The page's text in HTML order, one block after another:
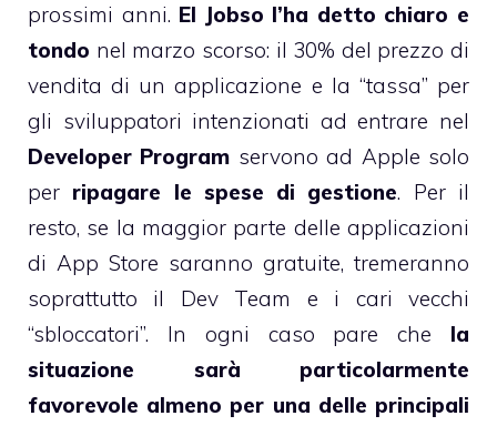
prossimi anni. El Jobso l’ha detto chiaro e
tondo nel marzo scorso: il 30% del prezzo di
vendita di un applicazione e la “tassa” per
gli sviluppatori intenzionati ad entrare nel
Developer Program servono ad Apple solo
per ripagare le spese di gestione. Per il
resto, se la maggior parte delle applicazioni
di App Store saranno gratuite, tremeranno
soprattutto il Dev Team e i cari vecchi
“sbloccatori”. In ogni caso pare che la
situazione sarà particolarmente
favorevole almeno per una delle principali